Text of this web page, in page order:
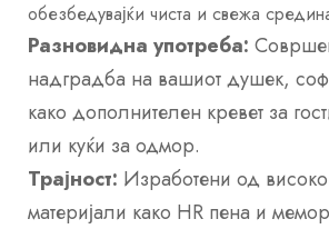
обезбедувајќи чиста и свежа
Разновидна употреба:
надградба на вашиот душек,
како дополнителен кревет за
или куќи за одмор.
Трајност: Изработени од
материјали како HR пена и